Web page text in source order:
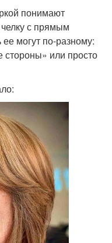
понимают
с прямым
могут по-разному:
стороны» или просто